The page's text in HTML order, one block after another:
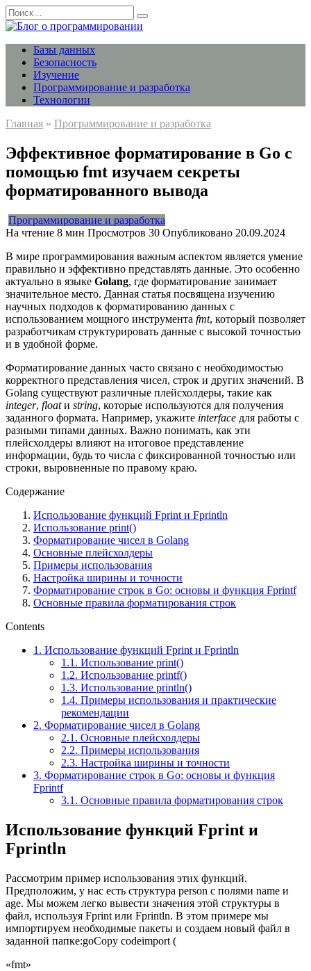
Перейти
к
содержанию
Search
for:
Базы данных
Безопасность
Изучение
Программирование и разработка
Технологии
Главная » Программирование и разработка
Эффективное форматирование в Go с
помощью fmt изучаем секреты
форматированного вывода
Программирование и разработка
На чтение 8 мин Просмотров 30 Опубликовано 20.09.2024
В мире программирования важным аспектом является умение
правильно и эффективно представлять данные. Это особенно
актуально в языке Golang, где форматирование занимает
значительное место. Данная статья посвящена изучению
научных подходов к форматированию данных с
использованием мощного инструмента fmt, который позволяет
разработчикам структурировать данные с высокой точностью
и в удобной форме.
Форматирование данных часто связано с необходимостью
корректного представления чисел, строк и других значений. В
Golang существуют различные плейсхолдеры, такие как
integer, floatи string, которые используются для получения
заданного формата. Например, укажите interface для работы с
разными типами данных. Важно понимать, как эти
плейсхолдеры влияют на итоговое представление
информации, будь то числа с фиксированной точностью или
строки, выровненные по правому краю.
Содержание
Использование функций Fprint и Fprintln
Использование print()
Форматирование чисел в Golang
Основные плейсхолдеры
Примеры использования
Настройка ширины и точности
Форматирование строк в Go: основы и функция Fprintf
Основные правила форматирования строк
Contents
1. Использование функций Fprint и Fprintln
1.1. Использование print()
1.2. Использование printf()
1.3. Использование println()
1.4. Примеры использования и практические
рекомендации
2. Форматирование чисел в Golang
2.1. Основные плейсхолдеры
2.2. Примеры использования
2.3. Настройка ширины и точности
3. Форматирование строк в Go: основы и функция
Fprintf
3.1. Основные правила форматирования строк
Использование функций Fprint и
Fprintln
Рассмотрим пример использования этих функций.
Предположим, у нас есть структура person с полями name и
age. Мы можем легко вывести значения этой структуры в
файл, используя Fprint или Fprintln. В этом примере мы
импортируем необходимые пакеты и создаем новый файл в
заданной папке:goCopy codeimport (
«fmt»